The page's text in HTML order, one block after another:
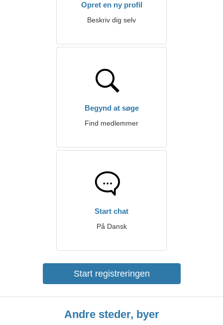
Opret en ny profil
Beskriv dig selv
Begynd at søge
Find medlemmer
Start chat
På Dansk
Start registreringen
Andre steder, byer